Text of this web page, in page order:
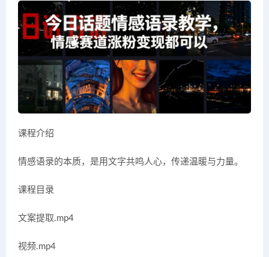
课程介绍
情感语录的本质，是用文字共鸣人心，传递温暖与力量。
课程目录
文案提取.mp4
视频.mp4